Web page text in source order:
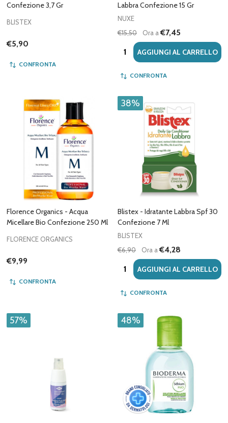
Confezione 3,7 Gr
BLISTEX
€5,90
CONFRONTA
Labbra Confezione 15 Gr
NUXE
€15,50
Ora a€7,45
Quantità:AGGIUNGI AL CARRELLO
CONFRONTA
Florence Organics - Acqua
Micellare Bio Confezione 250 Ml
FLORENCE ORGANICS
€9,99
CONFRONTA
38%
Blistex - Idratante Labbra Spf 30
Confezione 7 Ml
BLISTEX
€6,90
Ora a€4,28
Quantità:AGGIUNGI AL CARRELLO
CONFRONTA
57% 48%